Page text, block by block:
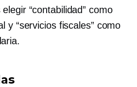
“contabilidad” como
y “servicios fiscales” como